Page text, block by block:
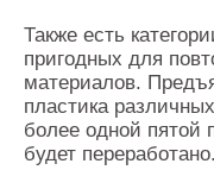
Также есть
пригодных для
материалов.
пластика
более одной пятой
будет переработано.